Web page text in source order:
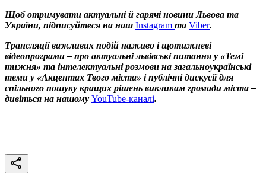
Щоб отримувати актуальні й гарячі новини Львова та
України, підписуйтеся на наш Instagram та Viber.
Трансляції важливих подій наживо і щотижневі
відеопрограми – про актуальні львівські питання у «Темі
тижня» та інтелектуальні розмови на загальноукраїнські
теми у «Акцентах Твого міста» і публічні дискусії для
спільного пошуку кращих рішень викликам громади міста –
дивіться на нашому YouTube-каналі.